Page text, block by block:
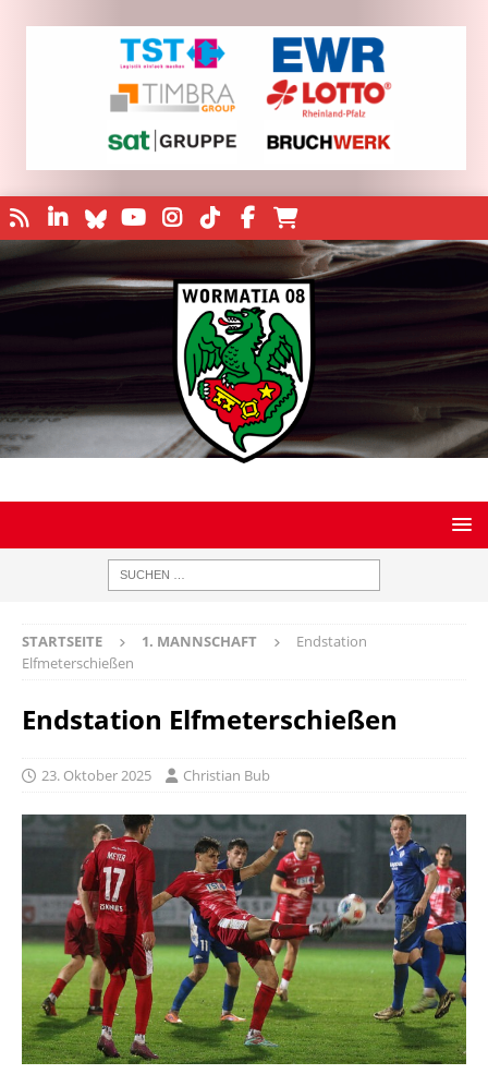
STARTSEITE 1. MANNSCHAFT
Endstation
Elfmeterschießen
Endstation Elfmeterschießen
23. Oktober 2025 Christian Bub